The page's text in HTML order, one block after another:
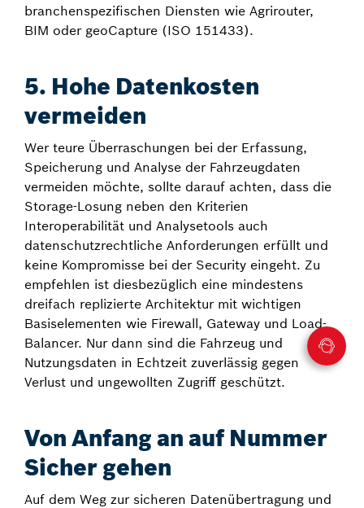
branchenspezifischen Diensten wie Agrirouter,
BIM oder geoCapture (ISO 15143­3).
5. Hohe Datenkosten
vermeiden
Wer teure Überraschungen bei der Erfassung,
Speicherung und Analyse der Fahrzeugdaten
vermeiden möchte, sollte darauf achten, dass die
Storage-Losung neben den Kriterien
Interoperabilität und Analysetools auch
datenschutzrechtliche Anforderungen erfüllt und
keine Kompromisse bei der Security eingeht. Zu
empfehlen ist diesbezüglich eine mindestens
dreifach replizierte Architektur mit wichtigen
Basiselementen wie Firewall, Gateway und Load­
Balancer. Nur dann sind die Fahrzeug­ und
Nutzungsdaten in Echtzeit zuverlässig gegen
Verlust und ungewollten Zugriff geschützt.
Von Anfang an auf Nummer
Sicher gehen
Auf dem Weg zur sicheren Datenübertragung und